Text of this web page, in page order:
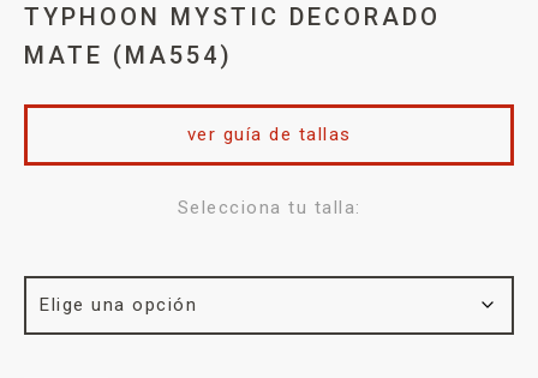
TYPHOON MYSTIC DECORADO
MATE (MA554)
Selecciona tu talla:
ver guía de tallas